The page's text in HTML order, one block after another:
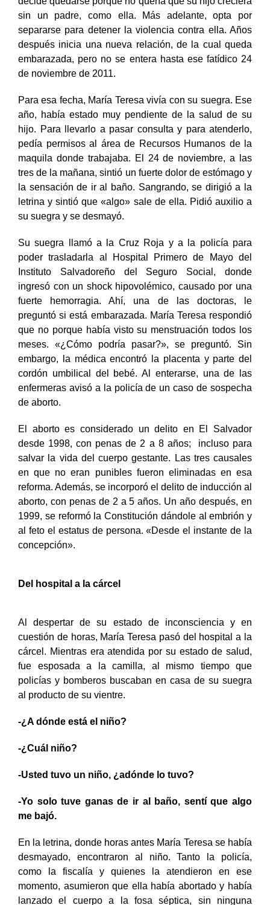
decide quedarse porque no quería que su hijo creciera
sin un padre, como ella. Más adelante, opta por
separarse para detener la violencia contra ella. Años
después inicia una nueva relación, de la cual queda
embarazada, pero no se entera hasta ese fatídico 24
de noviembre de 2011.
Para esa fecha, María Teresa vivía con su suegra. Ese
año, había estado muy pendiente de la salud de su
hijo. Para llevarlo a pasar consulta y para atenderlo,
pedía permisos al área de Recursos Humanos de la
maquila donde trabajaba. El 24 de noviembre, a las
tres de la mañana, sintió un fuerte dolor de estómago y
la sensación de ir al baño. Sangrando, se dirigió a la
letrina y sintió que «algo» sale de ella. Pidió auxilio a
su suegra y se desmayó.
Su suegra llamó a la Cruz Roja y a la policía para
poder trasladarla al Hospital Primero de Mayo del
Instituto Salvadoreño del Seguro Social, donde
ingresó con un shock hipovolémico, causado por una
fuerte hemorragia. Ahí, una de las doctoras, le
preguntó si está embarazada. María Teresa respondió
que no porque había visto su menstruación todos los
meses. «¿Cómo podría pasar?», se preguntó. Sin
embargo, la médica encontró la placenta y parte del
cordón umbilical del bebé. Al enterarse, una de las
enfermeras avisó a la policía de un caso de sospecha
de aborto.
El aborto es considerado un delito en El Salvador
desde 1998, con penas de 2 a 8 años; incluso para
salvar la vida del cuerpo gestante. Las tres causales
en que no eran punibles fueron eliminadas en esa
reforma. Además, se incorporó el delito de inducción al
aborto, con penas de 2 a 5 años. Un año después, en
1999, se reformó la Constitución dándole al embrión y
al feto el estatus de persona. «Desde el instante de la
concepción».
Del hospital a la cárcel
Al despertar de su estado de inconsciencia y en
cuestión de horas, María Teresa pasó del hospital a la
cárcel. Mientras era atendida por su estado de salud,
fue esposada a la camilla, al mismo tiempo que
policías y bomberos buscaban en casa de su suegra
al producto de su vientre.
-¿A dónde está el niño?
-¿Cuál niño?
-Usted tuvo un niño, ¿adónde lo tuvo?
-Yo solo tuve ganas de ir al baño, sentí que algo
me bajó.
En la letrina, donde horas antes María Teresa se había
desmayado, encontraron al niño. Tanto la policía,
como la fiscalía y quienes la atendieron en ese
momento, asumieron que ella había abortado y había